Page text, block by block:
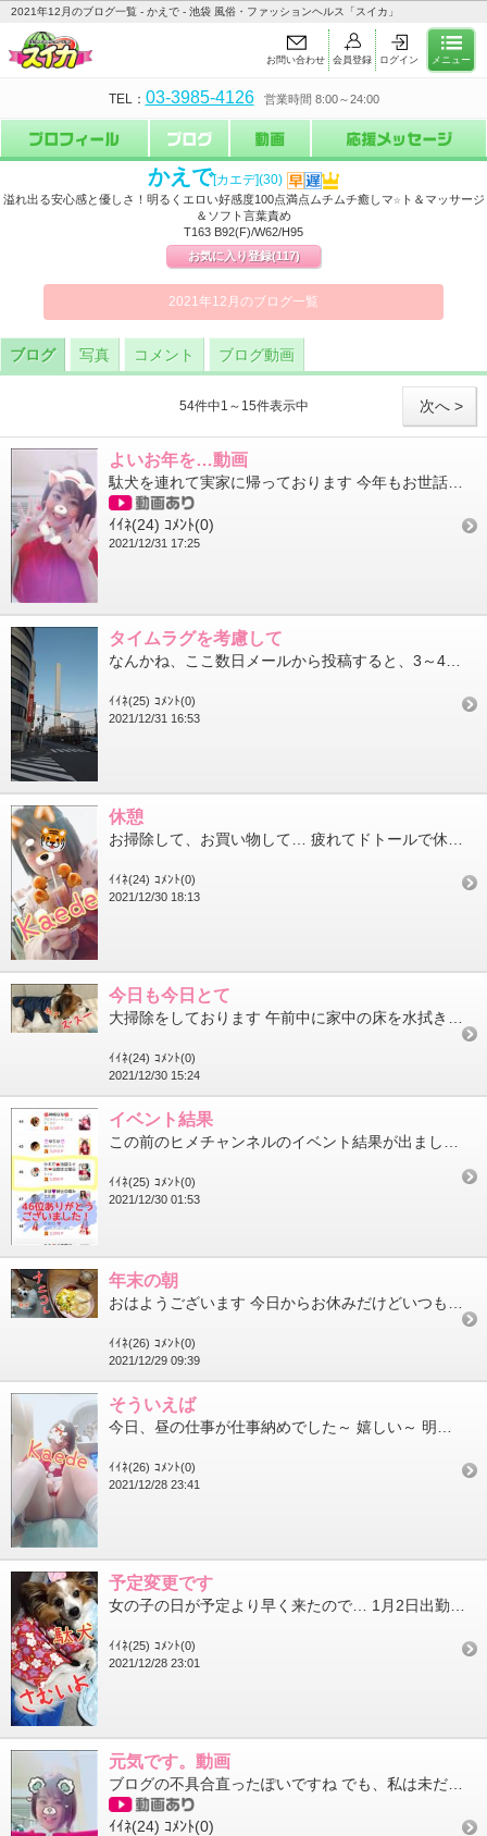
2021年12月のブログ一覧 - かえで - 池袋 風俗・ファッションヘルス「スイカ」
お問い合わせ 会員登録 ログイン メニュー
TEL： 03-3985-4126 営業時間 8:00～24:00
かえで[カエデ](30)
溢れ出る安心感と優しさ！明るくエロい好感度100点満点ムチムチ癒しマ☆ト＆マッサージ
＆ソフト言葉責め
T163 B92(F)/W62/H95
お気に入り登録(117)
2021年12月のブログ一覧
ブログ 写真 コメント ブログ動画
次へ >
54件中1～15件表示中
よいお年を…動画
ｲｲﾈ(24) ｺﾒﾝﾄ(0)
2021/12/31 17:25
タイムラグを考慮して
ｲｲﾈ(25) ｺﾒﾝﾄ(0)
2021/12/31 16:53
休憩
ｲｲﾈ(24) ｺﾒﾝﾄ(0)
2021/12/30 18:13
今日も今日とて
ｲｲﾈ(24) ｺﾒﾝﾄ(0)
2021/12/30 15:24
イベント結果
ｲｲﾈ(25) ｺﾒﾝﾄ(0)
2021/12/30 01:53
年末の朝
ｲｲﾈ(26) ｺﾒﾝﾄ(0)
2021/12/29 09:39
そういえば
ｲｲﾈ(26) ｺﾒﾝﾄ(0)
2021/12/28 23:41
予定変更です
ｲｲﾈ(25) ｺﾒﾝﾄ(0)
2021/12/28 23:01
元気です。動画
ｲｲﾈ(24) ｺﾒﾝﾄ(0)